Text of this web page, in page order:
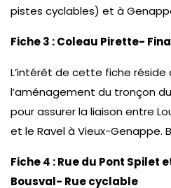
pistes cyclables) et à
Fiche 3 : Coleau Pirette-
L’intérêt de cette fiche réside
l’aménagement du tronçon
pour assurer la liaison entre
et le Ravel à Vieux-Genappe.
Fiche 4 : Rue du Pont Spilet
Bousval- Rue cyclable